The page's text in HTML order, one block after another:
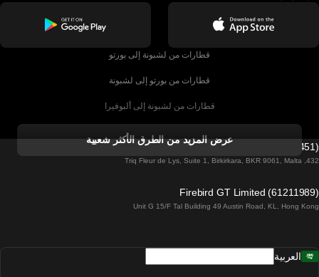
قطارات من لشبونة إلى بورتو
قطارات من بورتو إلى لشبونة
قطارات من لشبونة إلى ألبوفيرا
قطارات من ألبوفيرا إلى لشبونة
قطارات من لشبونة إلى لاغوس
قطارات من لشبونة إلى مدريد
عرض المزيد من الطرق الأكثر شعبية
Firebird GT Limited (OC 1451)
432, Triq Fleur de Lys, Suite 1, Birkirkara, BKR 9061, Malta
Firebird GT Limited (61211989)
Unit G 15/F Tal Building 49 Austin Road, KL, Hong Kong
العربية